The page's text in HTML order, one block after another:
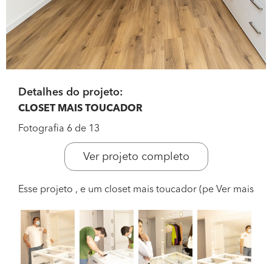
Detalhes do projeto:
CLOSET MAIS TOUCADOR
Fotografia 6 de 13
Ver projeto completo
Esse projeto , e um closet mais toucador (pe Ver mais